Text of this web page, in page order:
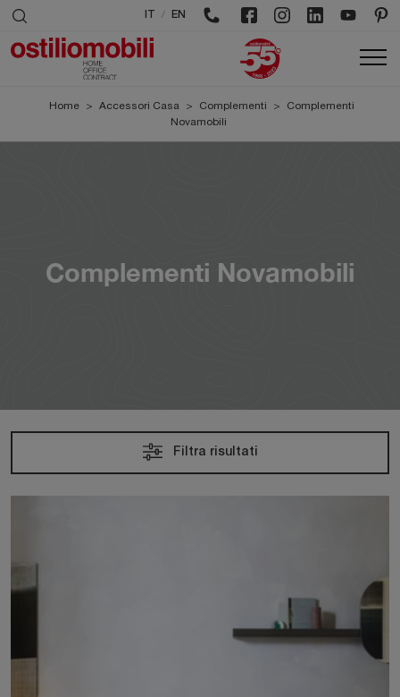
/ EN
Home > Accessori Casa > Complementi >
Complementi
Novamobili
Complementi Novamobili
Filtra risultati